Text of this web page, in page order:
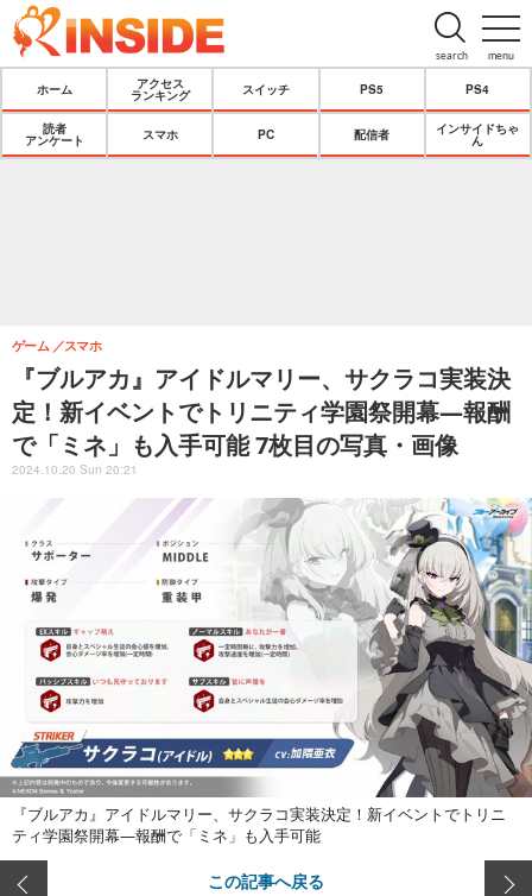
menu
search
ホーム
アクセス
ランキング
スイッチ PS5 PS4
読者
アンケート
スマホ PC 配信者
インサイドちゃ
ん
『ブルアカ』アイドルマリー、サクラコ実装決
定！新イベントでトリニティ学園祭開幕―報酬
で「ミネ」も入手可能 7枚目の写真・画像
ゲーム スマホ
2024.10.20 Sun 20:21
『ブルアカ』アイドルマリー、サクラコ実装決定！新イベントでトリニ
ティ学園祭開幕―報酬で「ミネ」も入手可能
この記事へ戻る